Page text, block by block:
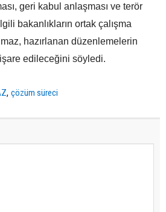
geri kabul anlaşması ve terör
bakanlıkların ortak çalışma
hazırlanan düzenlemelerin
edileceğini söyledi.
,çözüm süreci